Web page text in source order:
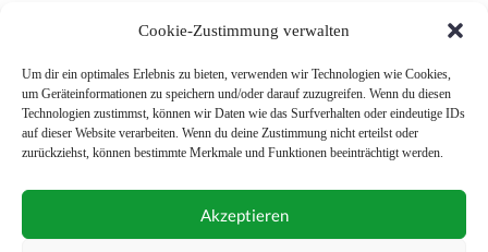
Cookie-Zustimmung verwalten
Um dir ein optimales Erlebnis zu bieten, verwenden wir Technologien wie Cookies,
um Geräteinformationen zu speichern und/oder darauf zuzugreifen. Wenn du diesen
Technologien zustimmst, können wir Daten wie das Surfverhalten oder eindeutige IDs
auf dieser Website verarbeiten. Wenn du deine Zustimmung nicht erteilst oder
zurückziehst, können bestimmte Merkmale und Funktionen beeinträchtigt werden.
Akzeptieren
NAVIGATION
1 2